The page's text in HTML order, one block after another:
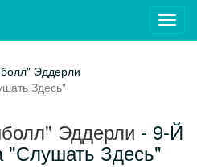
Эддерли
Здесь"
Эддерли - 9-Й
"Слушать Здесь"